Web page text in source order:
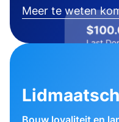
Meer te weten
Bouw loyaliteit en